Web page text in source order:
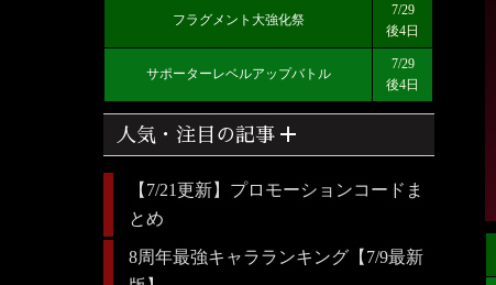
フラグメント大強化祭
7/29
後4日
サポーターレベルアップバトル
7/29
後4日
人気・注目の記事 add
【7/21更新】プロモーションコードま
とめ
8周年最強キャラランキング【7/9最新